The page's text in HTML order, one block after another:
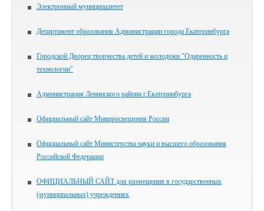
Электронный муниципалитет
Департамент образования Администрации города Екатеринбурга
Городской Дворец творчества детей и молодежи "Одаренность и
технологии"
Администрация Ленинского района г.Екатеринбурга
Официальный сайт Минпросвещения России
Официальный сайт Министерства науки и высшего образования
Российской Федерации
ОФИЦИАЛЬНЫЙ САЙТ для размещения в государственных
(муниципальных) учреждениях